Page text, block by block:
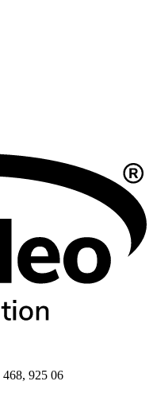
925 06